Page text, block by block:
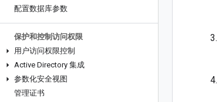
配置数据库参数
保护和控制访问权限
用户访问权限控制
Active Directory 集成
参数化安全视图
管理证书